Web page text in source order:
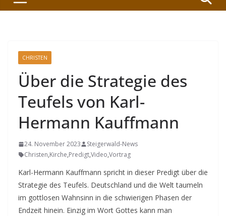
CHRISTEN
Über die Strategie des
Teufels von Karl-
Hermann Kauffmann
24. November 2023
Steigerwald-News
Christen,Kirche,Predigt,Video,Vortrag
Karl-Hermann Kauffmann spricht in dieser Predigt über die
Strategie des Teufels. Deutschland und die Welt taumeln
im gottlosen Wahnsinn in die schwierigen Phasen der
Endzeit hinein. Einzig im Wort Gottes kann man